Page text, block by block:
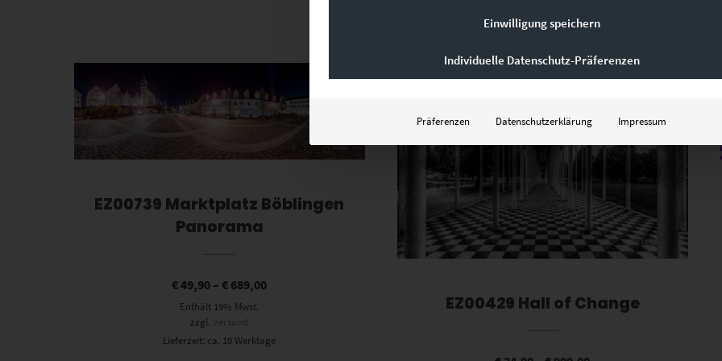
Dieses Produkt weist mehrere Varianten auf. Die Optionen können auf der Produktseite gewählt werden
EZ00739 Marktplatz Böblingen
Panorama
€49,90 –€ 689,00
Enthält 19% Mwst.
zzgl.Versand
Lieferzeit: ca. 10 Werktage
Dieses Produkt weist mehrere Varianten auf. Die Optionen können auf der Produktseite gewählt werden
EZ00429 Hall of Change
Einwilligung speichern
Individuelle Datenschutz-Präferenzen
Präferenzen Datenschutzerklärung Impressum